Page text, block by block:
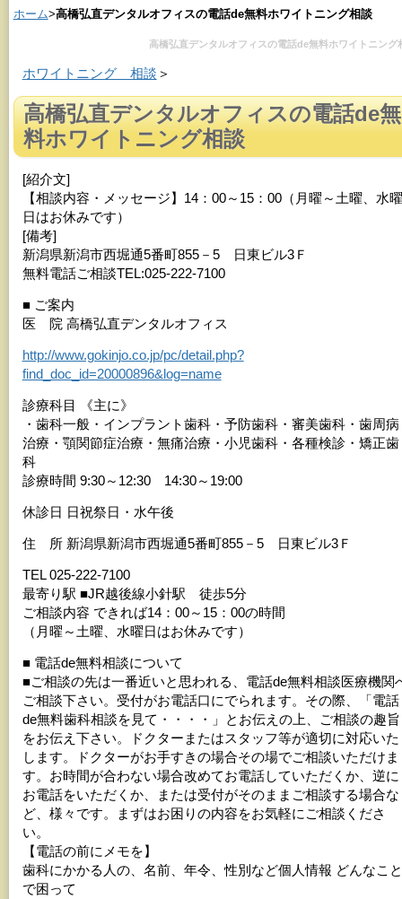
ホーム>高橋弘直デンタルオフィスの電話de無料ホワイトニング相談
高橋弘直デンタルオフィスの電話de無料ホワイトニング
ホワイトニング 相談 ＞
高橋弘直デンタルオフィスの電話de無
料ホワイトニング相談
[紹介文]
【相談内容・メッセージ】14：00～15：00（月曜～土曜、水曜
日はお休みです）
[備考]
新潟県新潟市西堀通5番町855－5 日東ビル3Ｆ
無料電話ご相談TEL:025-222-7100
■ ご案内
医 院 高橋弘直デンタルオフィス
http://www.gokinjo.co.jp/pc/detail.php?
find_doc_id=20000896&log=name
診療科目 《主に》
・歯科一般・インプラント歯科・予防歯科・審美歯科・歯周病
治療・顎関節症治療・無痛治療・小児歯科・各種検診・矯正歯
科
診療時間 9:30～12:30 14:30～19:00
休診日 日祝祭日・水午後
住 所 新潟県新潟市西堀通5番町855－5 日東ビル3Ｆ
TEL 025-222-7100
最寄り駅 ■JR越後線小針駅 徒歩5分
ご相談内容 できれば14：00～15：00の時間
（月曜～土曜、水曜日はお休みです）
■ 電話de無料相談について
■ご相談の先は一番近いと思われる、電話de無料相談医療機関
ご相談下さい。受付がお電話口にでられます。その際、「電話
de無料歯科相談を見て・・・・」とお伝えの上、ご相談の趣旨
をお伝え下さい。ドクターまたはスタッフ等が適切に対応いた
します。ドクターがお手すきの場合その場でご相談いただけま
す。お時間が合わない場合改めてお電話していただくか、逆に
お電話をいただくか、または受付がそのままご相談する場合な
ど、様々です。まずはお困りの内容をお気軽にご相談くださ
い。
【電話の前にメモを】
歯科にかかる人の、名前、年令、性別など個人情報 どんなこと
で困って